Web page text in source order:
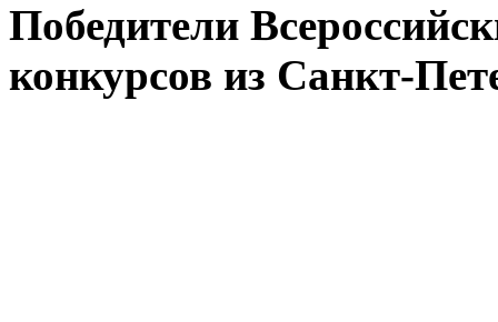
Победители
конкурсов из Санкт-